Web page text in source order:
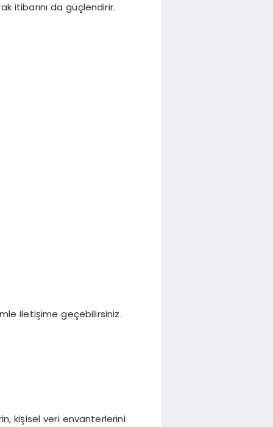
itibarını da güçlendirir.
iletişime geçebilirsiniz.
kişisel veri envanterlerini